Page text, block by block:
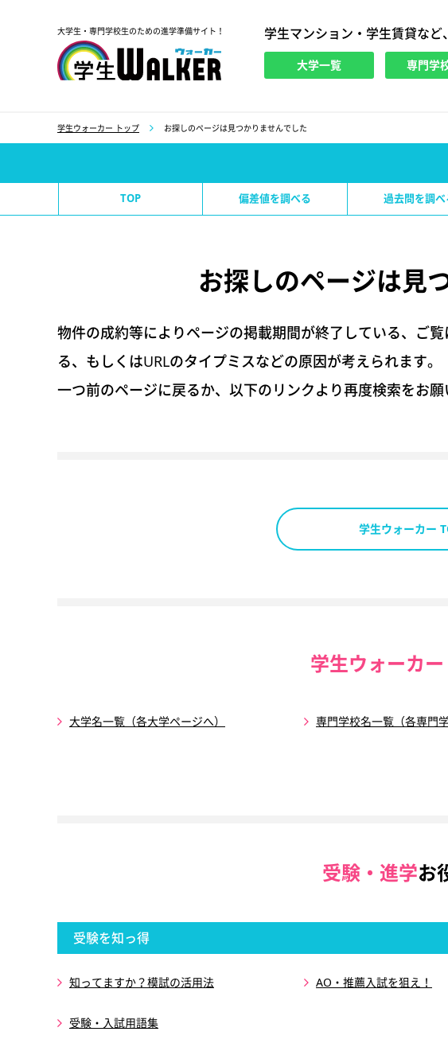
大学生・専門学校生のための進学準備サイト！ 学生マンション・学生賃貸な
大学一覧 専門学
学生ウォーカー トップ お探しのページは見つかりませんでした
TOP 偏差値を調べる 過去問を調べ
お探しのページは見
物件の成約等によりページの掲載期間が終了している、ご
る、もしくはURLのタイプミスなどの原因が考えられます。
一つ前のページに戻るか、以下のリンクより再度検索をお願
学生ウォーカー
学生ウォーカー
大学名一覧（各大学ページへ） 専門学校名一覧（各専門
受験・進学お
受験を知っ得
知ってますか？模試の活用法 AO・推薦入試を狙え！
受験・入試用語集